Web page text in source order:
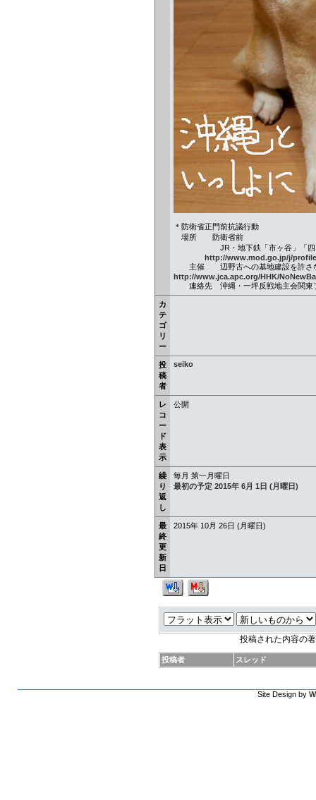
＊防衛省正門前抗議行動
場所 防衛省前
JR・地下鉄「市ヶ谷」「四ツ
http://www.mod.go.jp/j/
主催 辺野古への基地建設を許さな
http://www.jca.apc.org/HHK/
連絡先 沖縄・一坪反戦地主会関東
カ
テ
ゴ
リ
ー
投
稿
者
seiko
レ
コ
ー
ド
表
示
公開
繰
り
返
し
毎月 第一月曜日
最初の予定 2015年 6月 1日 (月曜日)
最
終
更
新
日
2015年 10月 26日 (月曜日)
投稿された内容の
投稿者 スレッド
Site Design by